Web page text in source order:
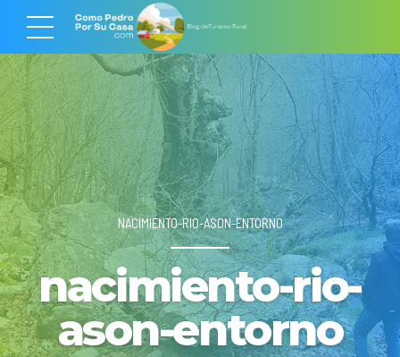
NACIMIENTO-RIO-ASON-ENTORNO
nacimiento-rio-
ason-entorno